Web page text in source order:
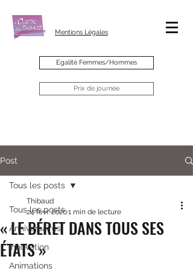
Mentions Légales
Egalité Femmes/Hommes
Prix de journée
Post
Tous les posts
Anniversaires
Innovation
Animations
Tous les posts
« LE BÉRET DANS TOUS SES
ÉTATS »
Thibaud
24 févr. 20201 min de lecture